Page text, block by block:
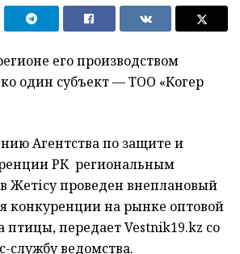
его производством
один субъект — ТОО «Когер
Агентства по защите и
РК региональным
Жетісу проведен внеплановый
конкуренции на рынке оптовой
птицы, передаетVestnik19.kz со
службу ведомства.